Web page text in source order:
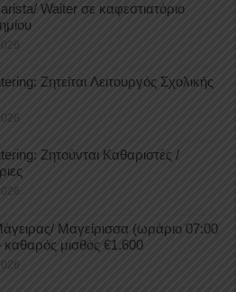
Waiter σε καφεστιατόριο
Ζητείται Λειτουργός Σχολικής
Ζητούνται Καθαριστές /
Μαγείρισσα (ωράριο 07:00
καθαρός μισθός €1.600